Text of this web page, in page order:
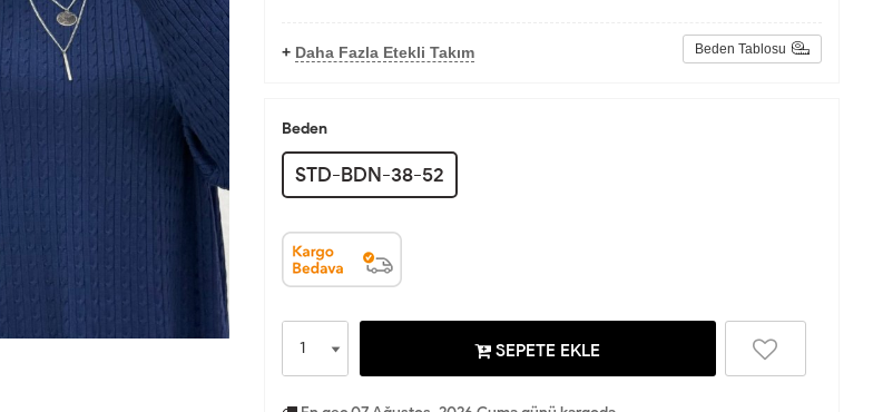
+ Daha Fazla Etekli Takım Beden Tablosu
Beden
STD-BDN-38-52
SEPETE EKLE